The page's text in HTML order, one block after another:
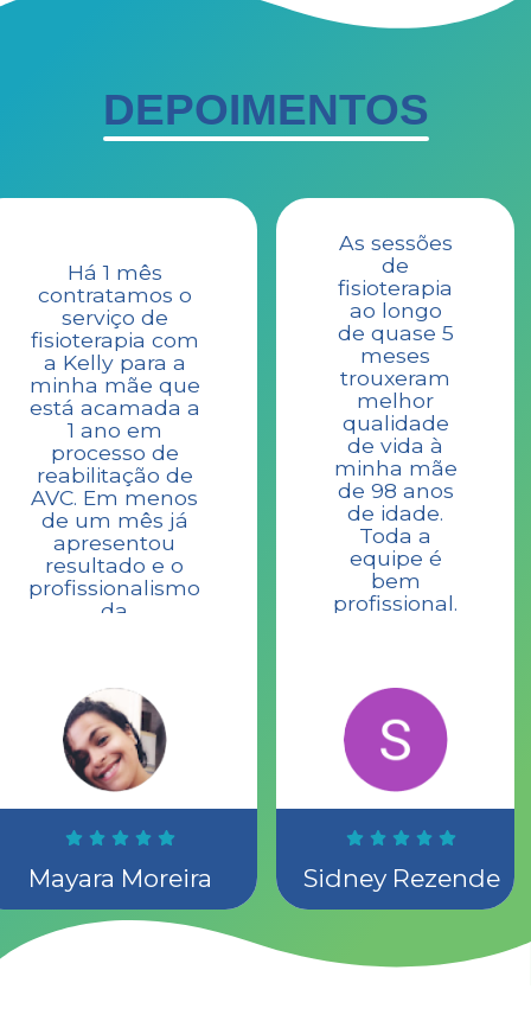
DEPOIMENTOS
Há 1 mês
contratamos o
serviço de
fisioterapia com
a Kelly para a
minha mãe que
está acamada a
1 ano em
processo de
reabilitação de
AVC. Em menos
de um mês já
apresentou
resultado e o
profissionalismo
da
diferencial nos
atendimentos.
Não tenho
palavras para
agradecer a
equipe,
Gratidão
Quem está
pensando em
Mayara Moreira
As sessões
de
fisioterapia
ao longo
de quase 5
meses
trouxeram
melhor
qualidade
de vida à
minha mãe
de 98 anos
de idade.
Toda a
equipe é
bem
profissional.
Sidney Rezende